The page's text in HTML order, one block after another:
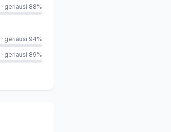
· geriausi 88%
· geriausi 94%
· geriausi 89%